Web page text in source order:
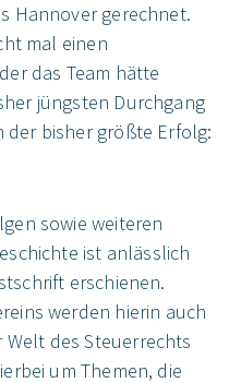
Hannover gerechnet.
mal einen
das Team hätte
jüngsten Durchgang
der bisher größte Erfolg:
sowie weiteren
ist anlässlich
erschienen.
werden hierin auch
des Steuerrechts
um Themen, die